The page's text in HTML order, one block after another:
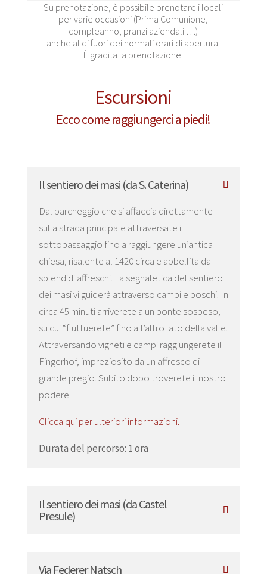
Su prenotazione, è possibile prenotare i locali
per varie occasioni (Prima Comunione,
compleanno, pranzi aziendali …)
anche al di fuori dei normali orari di apertura.
È gradita la prenotazione.
Escursioni
Ecco come raggiungerci a piedi!
Il sentiero dei masi (da S. Caterina)
Dal parcheggio che si affaccia direttamente
sulla strada principale attraversate il
sottopassaggio fino a raggiungere un’antica
chiesa, risalente al 1420 circa e abbellita da
splendidi affreschi. La segnaletica del sentiero
dei masi vi guiderà attraverso campi e boschi. In
circa 45 minuti arriverete a un ponte sospeso,
su cui “fluttuerete” fino all’altro lato della valle.
Attraversando vigneti e campi raggiungerete il
Fingerhof, impreziosito da un affresco di
grande pregio. Subito dopo troverete il nostro
podere.
Clicca qui per ulteriori informazioni.
Durata del percorso: 1 ora
Il sentiero dei masi (da Castel
Presule)
Via Federer Natsch